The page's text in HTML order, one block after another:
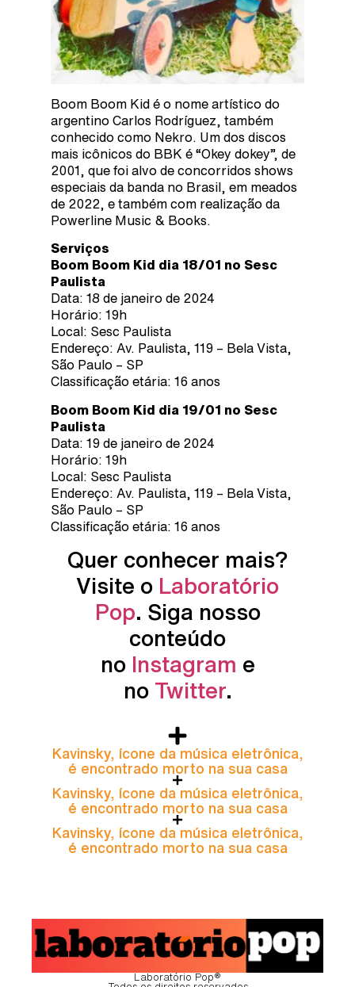
Boom Boom Kid é o nome artístico do
argentino Carlos Rodríguez, também
conhecido como Nekro. Um dos discos
mais icônicos do BBK é “Okey dokey”, de
2001, que foi alvo de concorridos shows
especiais da banda no Brasil, em meados
de 2022, e também com realização da
Powerline Music & Books.
Serviços
Boom Boom Kid dia 18/01 no Sesc
Paulista
Data: 18 de janeiro de 2024
Horário: 19h
Local: Sesc Paulista
Endereço: Av. Paulista, 119 – Bela Vista,
São Paulo – SP
Classificação etária: 16 anos
Boom Boom Kid dia 19/01 no Sesc
Paulista
Data: 19 de janeiro de 2024
Horário: 19h
Local: Sesc Paulista
Endereço: Av. Paulista, 119 – Bela Vista,
São Paulo – SP
Classificação etária: 16 anos
Quer conhecer mais?
Visite o Laboratório
Pop. Siga nosso
conteúdo
no Instagram e
no Twitter.
Kavinsky, ícone da música eletrônica,
é encontrado morto na sua casa
Kavinsky, ícone da música eletrônica,
é encontrado morto na sua casa
Kavinsky, ícone da música eletrônica,
é encontrado morto na sua casa
Laboratório Pop®